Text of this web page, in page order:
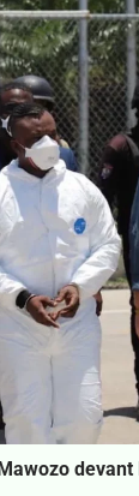
devant